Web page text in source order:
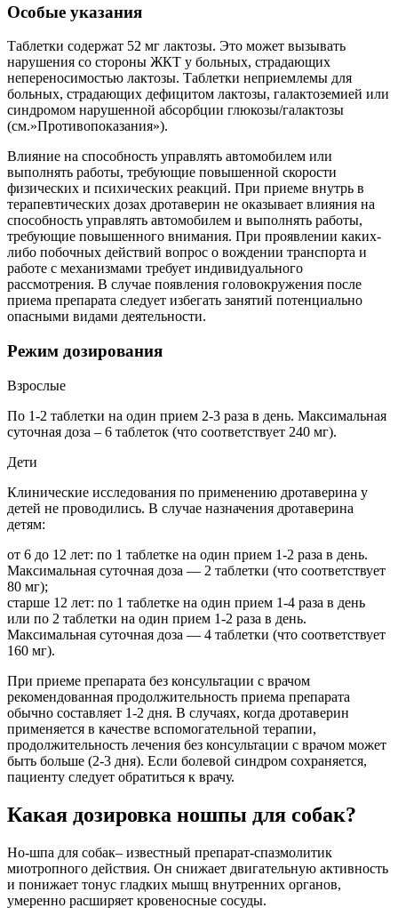
Особые указания
Таблетки содержат 52 мг лактозы. Это может вызывать
нарушения со стороны ЖКТ у больных, страдающих
непереносимостью лактозы. Таблетки неприемлемы для
больных, страдающих дефицитом лактозы, галактоземией или
синдромом нарушенной абсорбции глюкозы/галактозы
(см.»Противопоказания»).
Влияние на способность управлять автомобилем или
выполнять работы, требующие повышенной скорости
физических и психических реакций. При приеме внутрь в
терапевтических дозах дротаверин не оказывает влияния на
способность управлять автомобилем и выполнять работы,
требующие повышенного внимания. При проявлении каких-
либо побочных действий вопрос о вождении транспорта и
работе с механизмами требует индивидуального
рассмотрения. В случае появления головокружения после
приема препарата следует избегать занятий потенциально
опасными видами деятельности.
Режим дозирования
Взрослые
По 1-2 таблетки на один прием 2-3 раза в день. Максимальная
суточная доза – 6 таблеток (что соответствует 240 мг).
Дети
Клинические исследования по применению дротаверина у
детей не проводились. В случае назначения дротаверина
детям:
от 6 до 12 лет: по 1 таблетке на один прием 1-2 раза в день.
Максимальная суточная доза — 2 таблетки (что соответствует
80 мг);
старше 12 лет: по 1 таблетке на один прием 1-4 раза в день
или по 2 таблетки на один прием 1-2 раза в день.
Максимальная суточная доза — 4 таблетки (что соответствует
160 мг).
При приеме препарата без консультации с врачом
рекомендованная продолжительность приема препарата
обычно составляет 1-2 дня. В случаях, когда дротаверин
применяется в качестве вспомогательной терапии,
продолжительность лечения без консультации с врачом может
быть больше (2-3 дня). Если болевой синдром сохраняется,
пациенту следует обратиться к врачу.
Какая дозировка ношпы для собак?
Но-шпа для собак– известный препарат-спазмолитик
миотропного действия. Он снижает двигательную активность
и понижает тонус гладких мышц внутренних органов,
умеренно расширяет кровеносные сосуды.